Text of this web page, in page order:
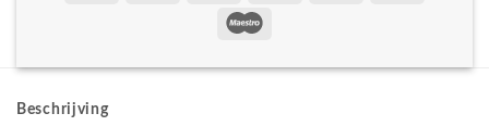
Beschrijving